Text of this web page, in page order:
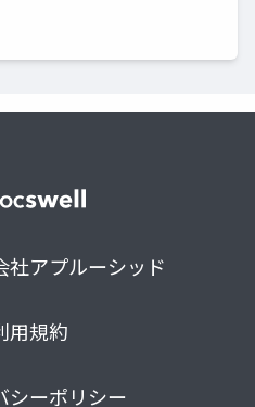
社アプルーシッド
用規約
シーポリシー